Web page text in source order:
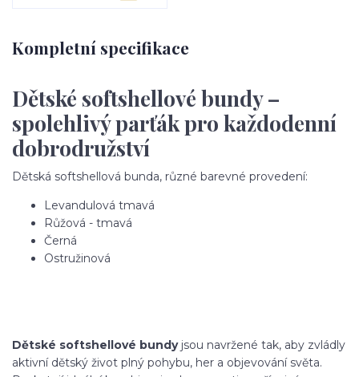
Kompletní specifikace
Dětské softshellové bundy –
spolehlivý parťák pro každodenní
dobrodružství
Dětská softshellová bunda, různé barevné provedení:
Levandulová tmavá
Růžová - tmavá
Černá
Ostružinová
Dětské softshellové bundyjsou navržené tak, aby zvládly
aktivní dětský život plný pohybu, her a objevování světa.